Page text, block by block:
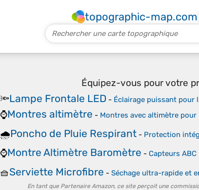
topographic-map.com
Équipez-vous pour votre
🔦Lampe Frontale LED- Éclairage puissant pour
⌚Montres altimètre - Montres avec altimètre
🌧️Poncho de Pluie Respirant- Protection
⌚Montre Altimètre Baromètre - Capteurs
🧺Serviette Microfibre - Séchage ultra-rapide et
En tant que Partenaire Amazon, ce site perçoit une